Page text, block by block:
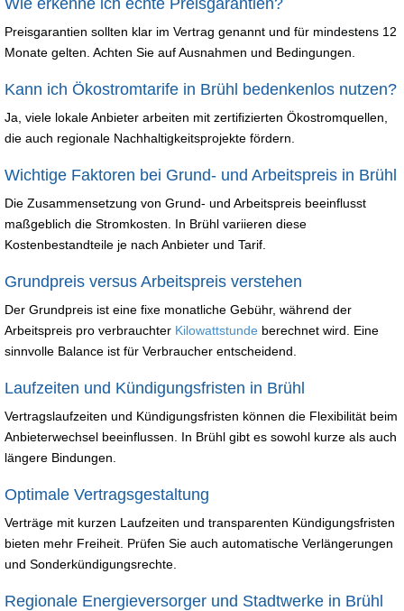
Preisgarantien sollten klar im Vertrag genannt und für mindestens 12
Monate gelten. Achten Sie auf Ausnahmen und Bedingungen.
Kann ich Ökostromtarife in Brühl bedenkenlos nutzen?
Ja, viele lokale Anbieter arbeiten mit zertifizierten Ökostromquellen,
die auch regionale Nachhaltigkeitsprojekte fördern.
Wichtige Faktoren bei Grund- und Arbeitspreis in Brühl
Die Zusammensetzung von Grund- und Arbeitspreis beeinflusst
maßgeblich die Stromkosten. In Brühl variieren diese
Kostenbestandteile je nach Anbieter und Tarif.
Grundpreis versus Arbeitspreis verstehen
Der Grundpreis ist eine fixe monatliche Gebühr, während der
Arbeitspreis pro verbrauchter Kilowattstunde berechnet wird. Eine
sinnvolle Balance ist für Verbraucher entscheidend.
Laufzeiten und Kündigungsfristen in Brühl
Vertragslaufzeiten und Kündigungsfristen können die Flexibilität beim
Anbieterwechsel beeinflussen. In Brühl gibt es sowohl kurze als auch
längere Bindungen.
Optimale Vertragsgestaltung
Verträge mit kurzen Laufzeiten und transparenten Kündigungsfristen
bieten mehr Freiheit. Prüfen Sie auch automatische Verlängerungen
und Sonderkündigungsrechte.
Regionale Energieversorger und Stadtwerke in Brühl